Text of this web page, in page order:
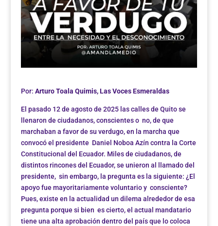
Por: Arturo Toala Quimis, Las Voces Esmeraldas
El pasado 12 de agosto de 2025 las calles de Quito se
llenaron de ciudadanos, conscientes o no, de que
marchaban a favor de su verdugo, en la marcha que
convocó el presidente Daniel Noboa Azín contra la Corte
Constitucional del Ecuador. Miles de ciudadanos, de
distintos rincones del Ecuador, se unieron al llamado del
presidente, sin embargo, la pregunta es la siguiente: ¿El
apoyo fue mayoritariamente voluntario y consciente?
Pues, existe en la actualidad un dilema alrededor de esa
pregunta porque si bien es cierto, el actual mandatario
tiene una alta aprobación dentro del país que lo coloca